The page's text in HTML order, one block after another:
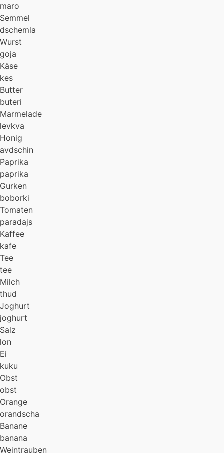
maro
Semmel
dschemla
Wurst
goja
Käse
kes
Butter
buteri
Marmelade
levkva
Honig
avdschin
Paprika
paprika
Gurken
boborki
Tomaten
paradajs
Kaffee
kafe
Tee
tee
Milch
thud
Joghurt
joghurt
Salz
lon
Ei
kuku
Obst
obst
Orange
orandscha
Banane
banana
Weintrauben